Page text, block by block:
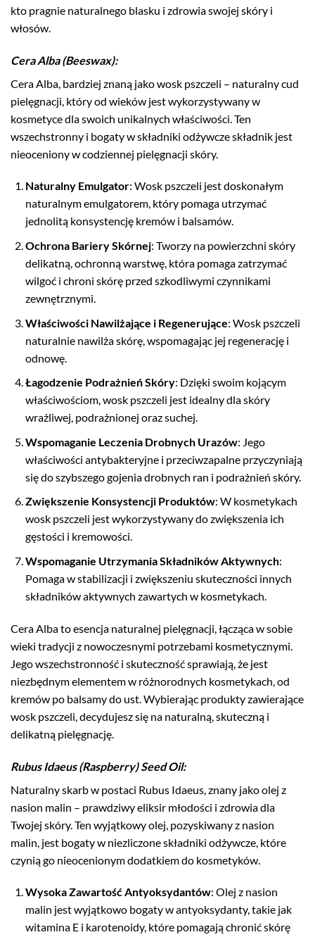
kto pragnie naturalnego blasku i zdrowia swojej skóry i
włosów.
Cera Alba (Beeswax):
Cera Alba, bardziej znaną jako wosk pszczeli – naturalny cud
pielęgnacji, który od wieków jest wykorzystywany w
kosmetyce dla swoich unikalnych właściwości. Ten
wszechstronny i bogaty w składniki odżywcze składnik jest
nieoceniony w codziennej pielęgnacji skóry.
Naturalny Emulgator: Wosk pszczeli jest doskonałym
naturalnym emulgatorem, który pomaga utrzymać
jednolitą konsystencję kremów i balsamów.
Ochrona Bariery Skórnej: Tworzy na powierzchni skóry
delikatną, ochronną warstwę, która pomaga zatrzymać
wilgoć i chroni skórę przed szkodliwymi czynnikami
zewnętrznymi.
Właściwości Nawilżające i Regenerujące: Wosk pszczeli
naturalnie nawilża skórę, wspomagając jej regenerację i
odnowę.
Łagodzenie Podrażnień Skóry: Dzięki swoim kojącym
właściwościom, wosk pszczeli jest idealny dla skóry
wrażliwej, podrażnionej oraz suchej.
Wspomaganie Leczenia Drobnych Urazów: Jego
właściwości antybakteryjne i przeciwzapalne przyczyniają
się do szybszego gojenia drobnych ran i podrażnień skóry.
Zwiększenie Konsystencji Produktów: W kosmetykach
wosk pszczeli jest wykorzystywany do zwiększenia ich
gęstości i kremowości.
Wspomaganie Utrzymania Składników Aktywnych:
Pomaga w stabilizacji i zwiększeniu skuteczności innych
składników aktywnych zawartych w kosmetykach.
Cera Alba to esencja naturalnej pielęgnacji, łącząca w sobie
wieki tradycji z nowoczesnymi potrzebami kosmetycznymi.
Jego wszechstronność i skuteczność sprawiają, że jest
niezbędnym elementem w różnorodnych kosmetykach, od
kremów po balsamy do ust. Wybierając produkty zawierające
wosk pszczeli, decydujesz się na naturalną, skuteczną i
delikatną pielęgnację.
Rubus Idaeus (Raspberry) Seed Oil:
Naturalny skarb w postaci Rubus Idaeus, znany jako olej z
nasion malin – prawdziwy eliksir młodości i zdrowia dla
Twojej skóry. Ten wyjątkowy olej, pozyskiwany z nasion
malin, jest bogaty w niezliczone składniki odżywcze, które
czynią go nieocenionym dodatkiem do kosmetyków.
Wysoka Zawartość Antyoksydantów: Olej z nasion
malin jest wyjątkowo bogaty w antyoksydanty, takie jak
witamina E i karotenoidy, które pomagają chronić skórę